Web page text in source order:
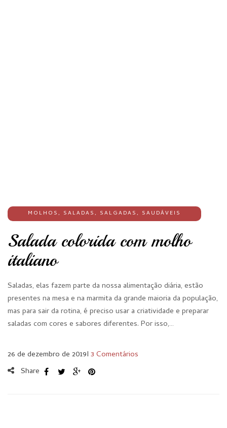
MOLHOS, SALADAS, SALGADAS, SAUDÁVEIS
Salada colorida com molho
italiano
Saladas, elas fazem parte da nossa alimentação diária, estão
presentes na mesa e na marmita da grande maioria da população,
mas para sair da rotina, é preciso usar a criatividade e preparar
saladas com cores e sabores diferentes. Por isso,…
26 de dezembro de 2019I 3 Comentários
Share